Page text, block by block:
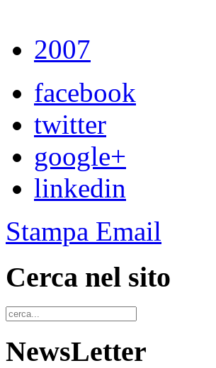
2007
facebook
twitter
google+
linkedin
Stampa Email
Cerca nel sito
NewsLetter